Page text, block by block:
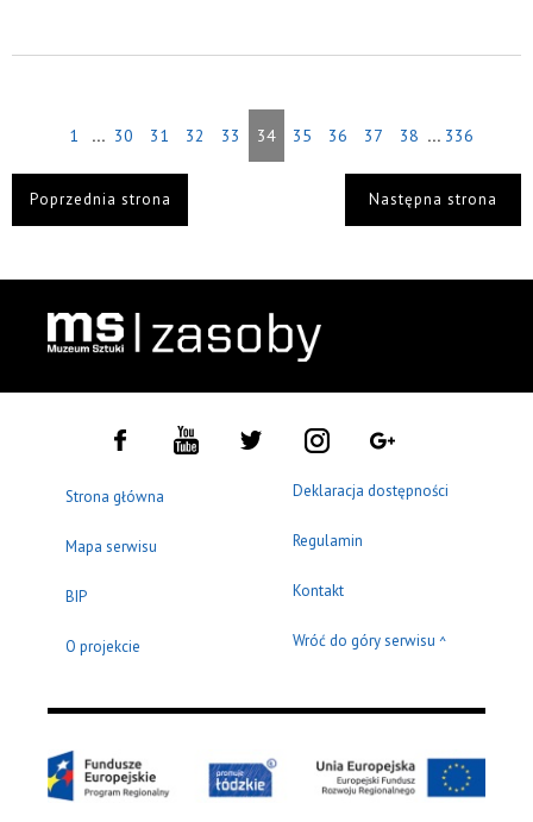
1 ... 30 31 32 33 34 35 36 37 38 ... 336
Poprzednia strona Następna strona
Strona główna
Mapa serwisu
BIP
O projekcie
Deklaracja dostępności
Regulamin
Kontakt
Wróć do góry serwisu ^